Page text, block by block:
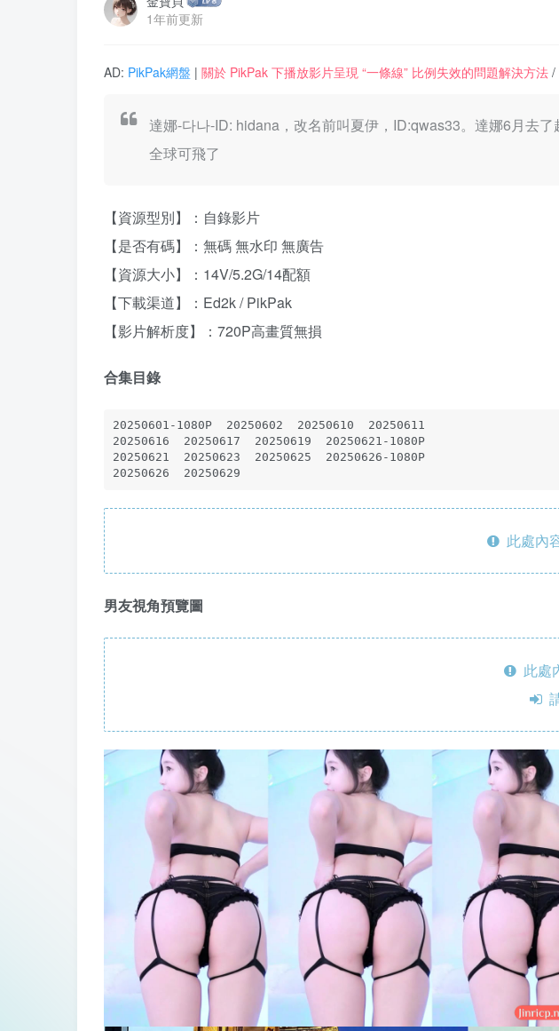
1年前更新
AD: PikPak網盤 | 關於 PikPak 下播放影片呈現 “一條線” 比例失效的問題解決方法 /
達娜-다나-ID: hidana，改名前叫夏伊，ID:qwas33。達娜6月去
全球可飛了
【資源型別】：自錄影片
【是否有碼】：無碼 無水印 無廣告
【資源大小】：14V/5.2G/14配額
【下載渠道】：Ed2k / PikPak
【影片解析度】：720P高畫質無損
合集目錄
20250601-1080P  20250602  20250610  20250611
20250616  20250617  20250619  20250621-1080P
20250621  20250623  20250625  20250626-1080P
20250626  20250629
此處內
男友視角預覽圖
此處